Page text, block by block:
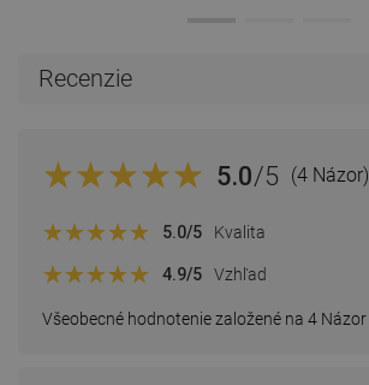
Recenzie
5.0/5 (4 Názor)
Všeobecné hodnotenie založené na 4 Názor
5.0/5 Kvalita
4.9/5 Vzhľad